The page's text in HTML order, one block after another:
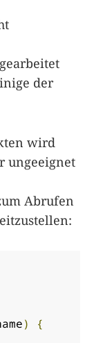
der
wird
ungeeignet
Abrufen
)
{